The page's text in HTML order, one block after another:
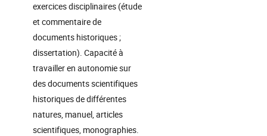
exercices disciplinaires (étude
et commentaire de
documents historiques ;
dissertation). Capacité à
travailler en autonomie sur
des documents scientifiques
historiques de différentes
natures, manuel, articles
scientifiques, monographies.